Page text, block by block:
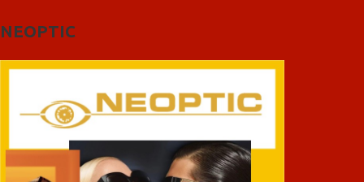
NEOPTIC